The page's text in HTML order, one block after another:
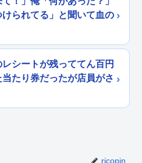
られてる」と聞いて血の
シートが残っててん百円
たり券だったが店員がさ
ricopin